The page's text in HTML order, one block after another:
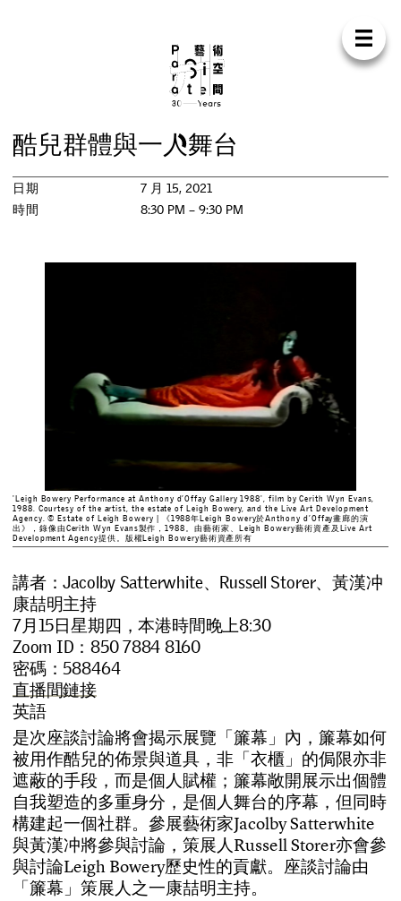
Para
我們 支持
展覽
活動
工作坊
酷兒群體與一人舞台
日期
7 月 15, 2021
時間
8:30 PM – 9:30 PM
'Leigh Bowery Performance at Anthony d’Offay Gallery 1988', film by Cerith Wyn Evans,
1988. Courtesy of the artist, the estate of Leigh Bowery, and the Live Art Development
Agency. © Estate of Leigh Bowery | 《1988年Leigh Bowery於Anthony d’Offay畫廊的演
出》，錄像由Cerith Wyn Evans製作，1988。由藝術家、Leigh Bowery藝術資產及Live Art
Development Agency提供。版權Leigh Bowery藝術資產所有
講者：Jacolby Satterwhite、Russell Storer、黃漢冲
康喆明主持
7月15日星期四，本港時間晚上8:30
Zoom ID：850 7884 8160
密碼：588464
直播間鏈接
英語
是次座談討論將會揭示展覽 「簾幕 」 內 ， 簾幕如何
被用作酷兒的佈景與道具 ， 非 「衣櫃 」 的侷限亦非
遮蔽的手段 ， 而是個人賦權 ； 簾幕敞開展示出個體
自我塑造的多重身分 ， 是個人舞台的序幕 ， 但同時
構建起一個社群。 參展藝術家JacolbySatterwhite
與黃漢冲將參與討論 ， 策展人RussellStorer亦會參
與討論Leigh Bowery歷史性的貢獻。 座談討論由
「簾幕 」 策展人之一康喆明主持。